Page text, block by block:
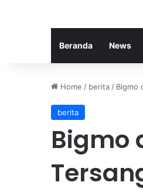
Beranda News
Home / berita / Bigmo
berita
Bigmo